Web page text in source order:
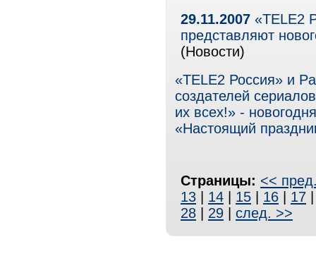
29.11.2007 «TELE2
представляют
(Новости)
«TELE2 Россия» и
создателей
их всех!» -
«Настоящий
Страницы: <<
13
14 15 16 17
28
29 след. >>